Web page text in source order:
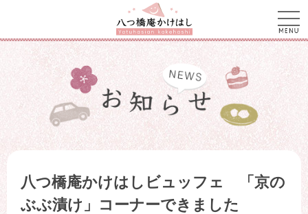
八つ橋庵かけはしビュッフェ 「京の
ぶぶ漬け」コーナーできました